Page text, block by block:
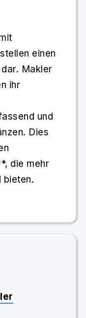
einen
Makler
ihr
und
Dies
die mehr
bieten.